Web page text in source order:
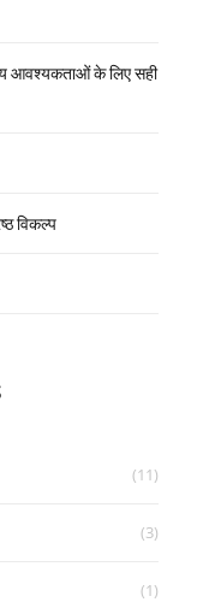
आवश्यकताओं के लिए सही
विकल्प
(11)
(3)
(1)